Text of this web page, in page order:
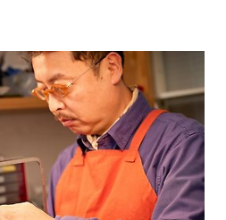
을 선물하는 김우솔 대표의 이야
점, 봉봉(BONBON) 봉봉
. 봉봉 수제 사탕은 고객분들이
최우선으로 생각하고 있어요. 다양
아 주시는데, 특히 어린아이들에게
목시장과 인수 초등학교가 인접한